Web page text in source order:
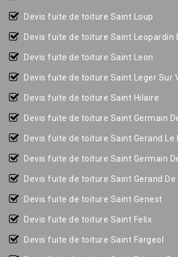
Devis fuite de toiture Saint Loup
Devis fuite de toiture Saint Leopardin
Devis fuite de toiture Saint Leon
Devis fuite de toiture Saint Leger Sur
Devis fuite de toiture Saint Hilaire
Devis fuite de toiture Saint Germain
Devis fuite de toiture Saint Gerand Le
Devis fuite de toiture Saint Germain
Devis fuite de toiture Saint Gerand De
Devis fuite de toiture Saint Genest
Devis fuite de toiture Saint Felix
Devis fuite de toiture Saint Fargeol